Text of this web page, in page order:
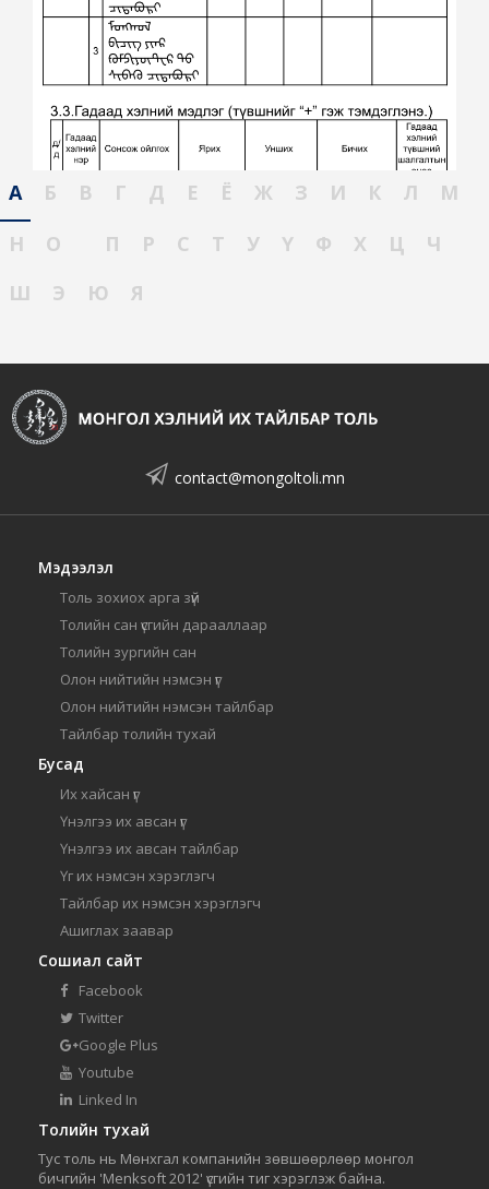
А Б В Г Д Е Ё Ж З И К Л
М
Н
О П Р С Т У Ү Ф Х Ц
Ч
Ш
Э Ю Я
contact@mongoltoli.mn
Мэдээлэл
Толь зохиох арга зүй
Толийн сан үсгийн дарааллаар
Толийн зургийн сан
Олон нийтийн нэмсэн үг
Олон нийтийн нэмсэн тайлбар
Тайлбар толийн тухай
Бусад
Их хайсан үг
Үнэлгээ их авсан үг
Үнэлгээ их авсан тайлбар
Үг их нэмсэн хэрэглэгч
Тайлбар их нэмсэн хэрэглэгч
Ашиглах заавар
Сошиал сайт
Facebook
Twitter
Google Plus
Youtube
Linked In
Толийн тухай
Тус толь нь Мөнхгал компанийн зөвшөөрлөөр монгол
бичгийн 'Menksoft 2012' үсгийн тиг хэрэглэж байна.